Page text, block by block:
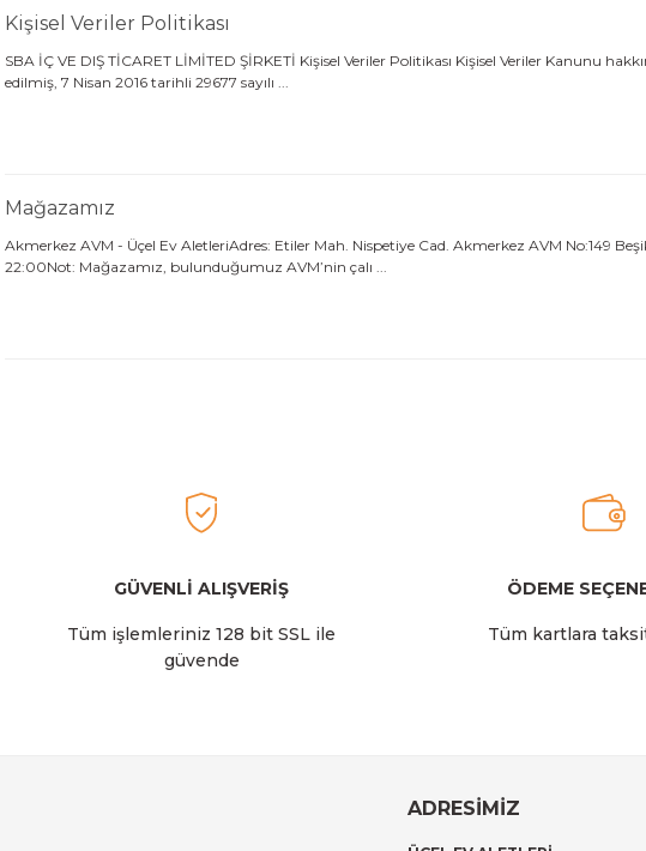
Kişisel Veriler Politikası
SBA İÇ VE DIŞ TİCARET LİMİTED ŞİRKETİ Kişisel Veriler Politikası Kişisel Veriler Kanunu
edilmiş, 7 Nisan 2016 tarihli 29677 sayılı ...
Mağazamız
Akmerkez AVM - Üçel Ev AletleriAdres: Etiler Mah. Nispetiye Cad. Akmerkez AVM No:149
22:00Not: Mağazamız, bulunduğumuz AVM’nin çalı ...
GÜVENLİ ALIŞVERİŞ
Tüm işlemleriniz 128 bit SSL ile
güvende
ÖDEME
Tüm kartlara
ADRESİMİZ